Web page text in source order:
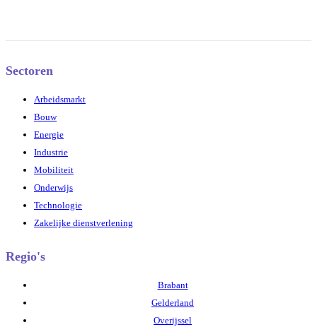
Sectoren
Arbeidsmarkt
Bouw
Energie
Industrie
Mobiliteit
Onderwijs
Technologie
Zakelijke dienstverlening
Regio's
Brabant
Gelderland
Overijssel